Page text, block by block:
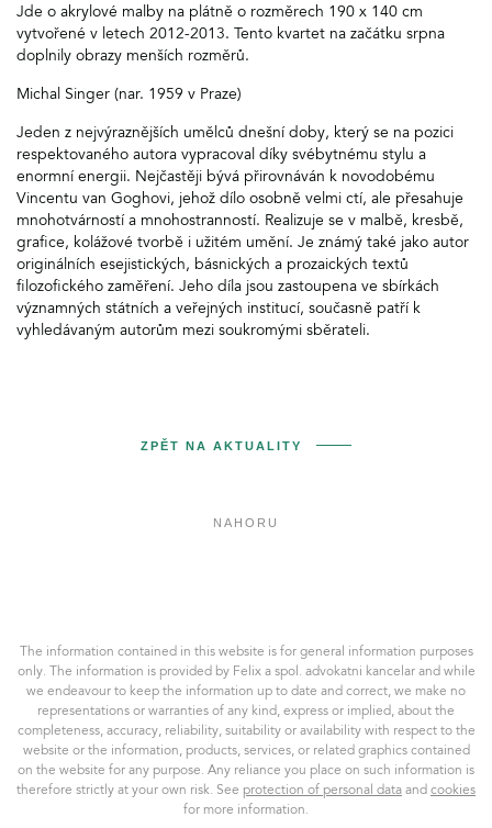
Jde o akrylové malby na plátně o rozměrech 190 x 140 cm
vytvořené v letech 2012-2013. Tento kvartet na začátku srpna
doplnily obrazy menších rozměrů.
Michal Singer (nar. 1959 v Praze)
Jeden z nejvýraznějších umělců dnešní doby, který se na pozici
respektovaného autora vypracoval díky svébytnému stylu a
enormní energii. Nejčastěji bývá přirovnáván k novodobému
Vincentu van Goghovi, jehož dílo osobně velmi ctí, ale přesahuje
mnohotvárností a mnohostranností. Realizuje se v malbě, kresbě,
grafice, kolážové tvorbě i užitém umění. Je známý také jako autor
originálních esejistických, básnických a prozaických textů
filozofického zaměření. Jeho díla jsou zastoupena ve sbírkách
významných státních a veřejných institucí, současně patří k
vyhledávaným autorům mezi soukromými sběrateli.
ZPĚT NA AKTUALITY
NAHORU
s.r.o.
The information contained in this website is for general information purposes
only. The information is provided by Felix a spol. advokatni kancelar and while
we endeavour to keep the information up to date and correct, we make no
representations or warranties of any kind, express or implied, about the
completeness, accuracy, reliability, suitability or availability with respect to the
website or the information, products, services, or related graphics contained
on the website for any purpose. Any reliance you place on such information is
therefore strictly at your own risk. See protection of personal data and cookies
for more information.